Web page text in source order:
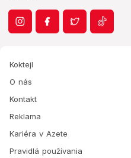
Koktejl
O nás
Kontakt
Reklama
Kariéra v Azete
Pravidlá používania